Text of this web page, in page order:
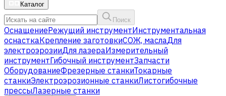
Каталог
Поиск
ОснащениеРежущий инструментИнструментальная
оснасткаКрепление заготовкиСОЖ, маслаДля
электроэрозииДля лазераИзмерительный
инструментГибочный инструментЗапчасти
ОборудованиеФрезерные станкиТокарные
станкиЭлектроэрозионные станкиЛистогибочные
прессыЛазерные станки